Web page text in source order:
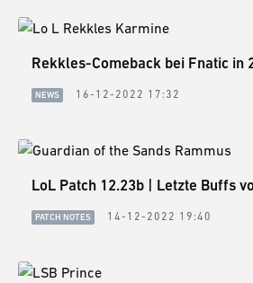
Rekkles-Comeback bei Fnatic in
NEWS 16-12-2022 17:32
LoL Patch 12.23b | Letzte Buffs
PATCH NOTES 14-12-2022 19:40